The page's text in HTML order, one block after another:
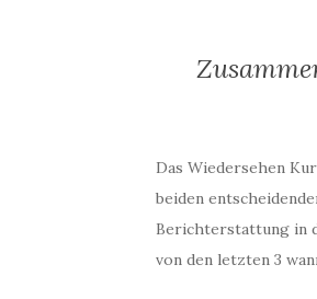
Das Wiedersehen
beiden
Berichterstattung in
von den letzten 3